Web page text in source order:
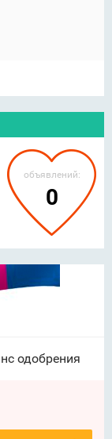
объявлений:
0
одобрения